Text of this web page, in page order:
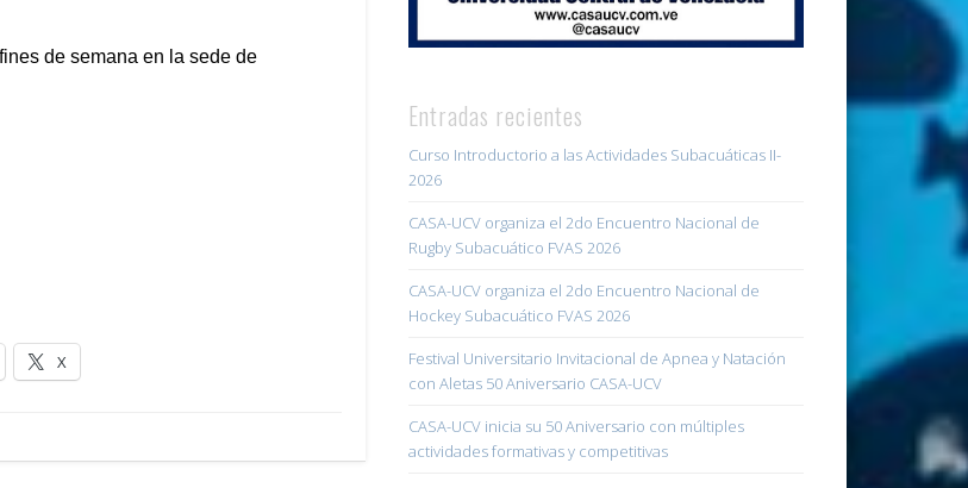
X
Entradas recientes
Curso Introductorio a las Actividades Subacuáticas II-
2026
CASA-UCV organiza el 2do Encuentro Nacional de
Rugby Subacuático FVAS 2026
CASA-UCV organiza el 2do Encuentro Nacional de
Hockey Subacuático FVAS 2026
Festival Universitario Invitacional de Apnea y Natación
con Aletas 50 Aniversario CASA-UCV
CASA-UCV inicia su 50 Aniversario con múltiples
actividades formativas y competitivas